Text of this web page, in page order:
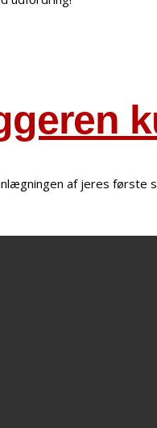
af jeres